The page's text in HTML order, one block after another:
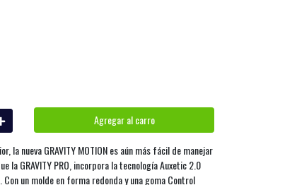
Agregar al carro
la nueva GRAVITY MOTION es aún más fácil de manejar
la GRAVITY PRO, incorpora la tecnología Auxetic 2.0
un molde en forma redonda y una goma Control